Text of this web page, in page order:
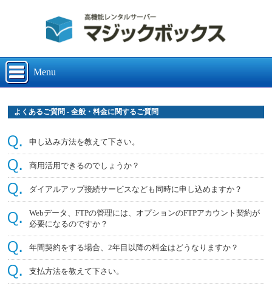
Menu
よくあるご質問 - 全般・料金に関するご質問
申し込み方法を教えて下さい。
商用活用できるのでしょうか？
ダイアルアップ接続サービスなども同時に申し込めますか？
Webデータ、FTPの管理には、オプションのFTPアカウント契約が
必要になるのですか？
年間契約をする場合、2年目以降の料金はどうなりますか？
支払方法を教えて下さい。